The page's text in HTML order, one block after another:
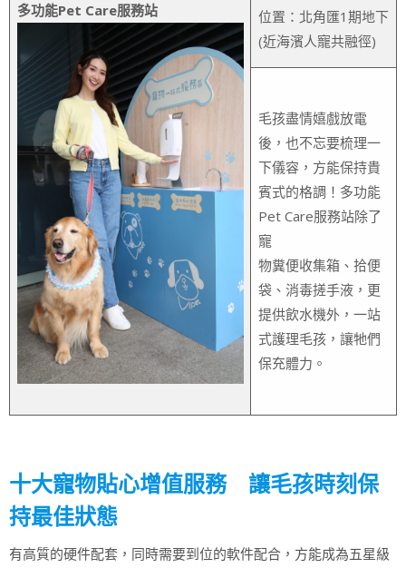
多功能Pet Care服務站
位置：北角匯1期地下
(近海濱人寵共融徑)
毛孩盡情嬉戲放電
後，也不忘要梳理一
下儀容，方能保持貴
賓式的格調！多功能
Pet Care服務站除了
寵
物糞便收集箱、拾便
袋、消毒搓手液，更
提供飲水機外，一站
式護理毛孩，讓牠們
保充體力。
十大寵物貼心增值服務 讓毛孩時刻保
持最佳狀態
有高質的硬件配套，同時需要到位的軟件配合，方能成為五星級